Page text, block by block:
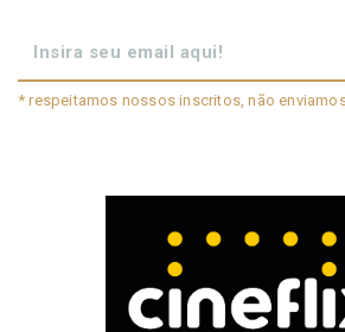
* respeitamos nossos inscritos, não